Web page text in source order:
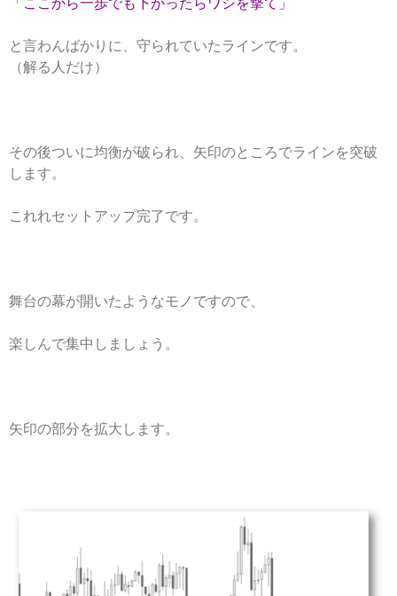
と言わんばかりに、守られていたラインです。
（解る人だけ）
その後ついに均衡が破られ、矢印のところでラインを突破
します。
これれセットアップ完了です。
舞台の幕が開いたようなモノですので、
楽しんで集中しましょう。
矢印の部分を拡大します。